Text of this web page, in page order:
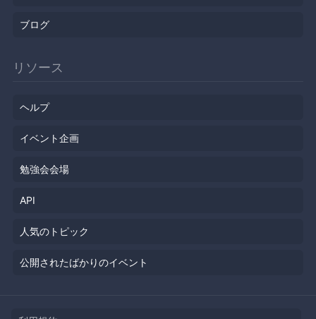
ブログ
リソース
ヘルプ
イベント企画
勉強会会場
API
人気のトピック
公開されたばかりのイベント